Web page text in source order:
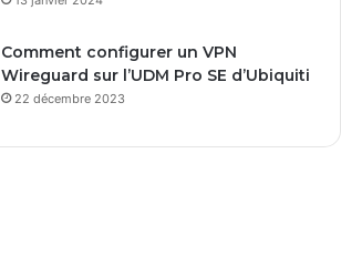
Comment configurer un VPN
Wireguard sur l’UDM Pro SE d’Ubiquiti
22 décembre 2023